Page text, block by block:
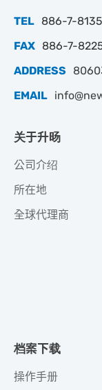
TEL 886-7-
FAX 886-7-
ADDRESS
EMAIL
关于升旸
公司介绍
所在地
全球代理商
档案下载
操作手册